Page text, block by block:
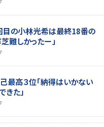
目の小林光希は最終18番の
難しかったー」
最高３位「納得はいかない
きた」